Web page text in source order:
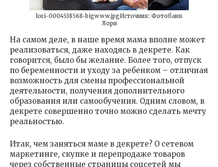
lori-0004538568-bigwww.jpgИсточник: Фотобанк
Лори
На самом деле, в наше время мама вполне может
реализоваться, даже находясь в декрете. Как
говорится, было бы желание. Более того, отпуск
по беременности и уходу за ребенком – отличная
возможность для смены профессиональной
деятельности, получения дополнительного
образования или самообучения. Одним словом, в
декрете совершенно точно можно сделать мечту
реальностью.
Итак, чем заняться маме в декрете? О сетевом
маркетинге, скупке и перепродаже товаров
через собственные страницы соцсетей мы